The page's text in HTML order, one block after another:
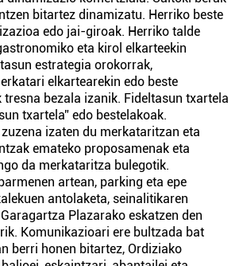
bitartez dinamizatu. Herriko beste
edo jai-giroak. Herriko talde
eta kirol elkarteekin
estrategia orokorrak,
elkartearekin edo beste
tresna bezala izanik. Fideltasun txartela
txartela” edo bestelakoak.
izaten du merkataritzan eta
emateko proposamenak eta
da merkataritza bulegotik.
artean, parking eta epe
antolaketa, seinalitikaren
Plazarako eskatzen den
Komunikazioari ere bultzada bat
berri honen bitartez, Ordiziako